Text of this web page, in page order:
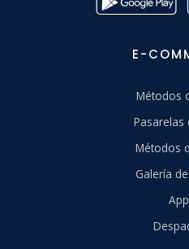
E-
Métodos
Pasarelas
Métodos
Galería